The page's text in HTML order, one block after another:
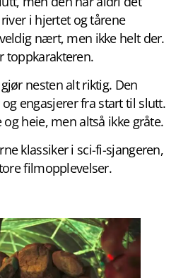
i hjertet og tårene
nært, men ikke helt der.
toppkarakteren.
nesten alt riktig. Den
engasjerer fra start til slutt.
heie, men altså ikke gråte.
klassiker i sci-fi-sjangeren,
filmopplevelser.